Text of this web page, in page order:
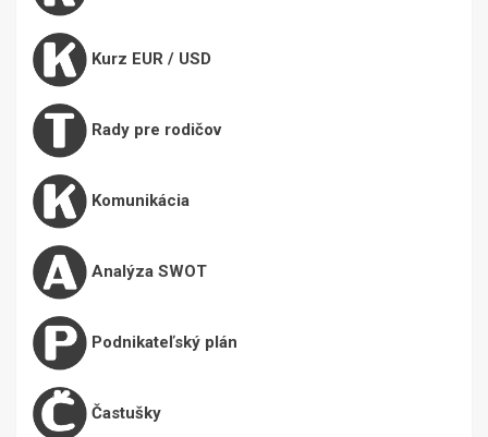
Kurz EUR / USD
Rady pre rodičov
Komunikácia
Analýza SWOT
Podnikateľský plán
Častušky